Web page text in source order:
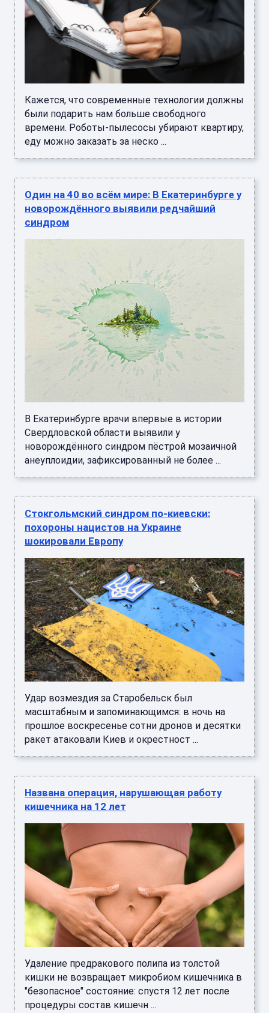
Кажется, что современные технологии должны
были подарить нам больше свободного
времени. Роботы-пылесосы убирают квартиру,
еду можно заказать за неско ...
Один на 40 во всём мире: В Екатеринбурге у
новорождённого выявили редчайший
синдром
В Екатеринбурге врачи впервые в истории
Свердловской области выявили у
новорождённого синдром пёстрой мозаичной
анеуплоидии, зафиксированный не более ...
Стокгольмский синдром по-киевски:
похороны нацистов на Украине
шокировали Европу
Удар возмездия за Старобельск был
масштабным и запоминающимся: в ночь на
прошлое воскресенье сотни дронов и десятки
ракет атаковали Киев и окрестност ...
Названа операция, нарушающая работу
кишечника на 12 лет
Удаление предракового полипа из толстой
кишки не возвращает микробиом кишечника в
"безопасное" состояние: спустя 12 лет после
процедуры состав кишечн ...